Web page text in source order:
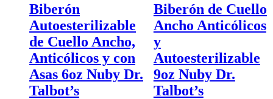
Biberón
Autoesterilizable
de Cuello Ancho,
Anticólicos y con
Asas 6oz Nuby Dr.
Talbot’s
Biberón de Cuello
Ancho Anticólicos
y
Autoesterilizable
9oz Nuby Dr.
Talbot’s